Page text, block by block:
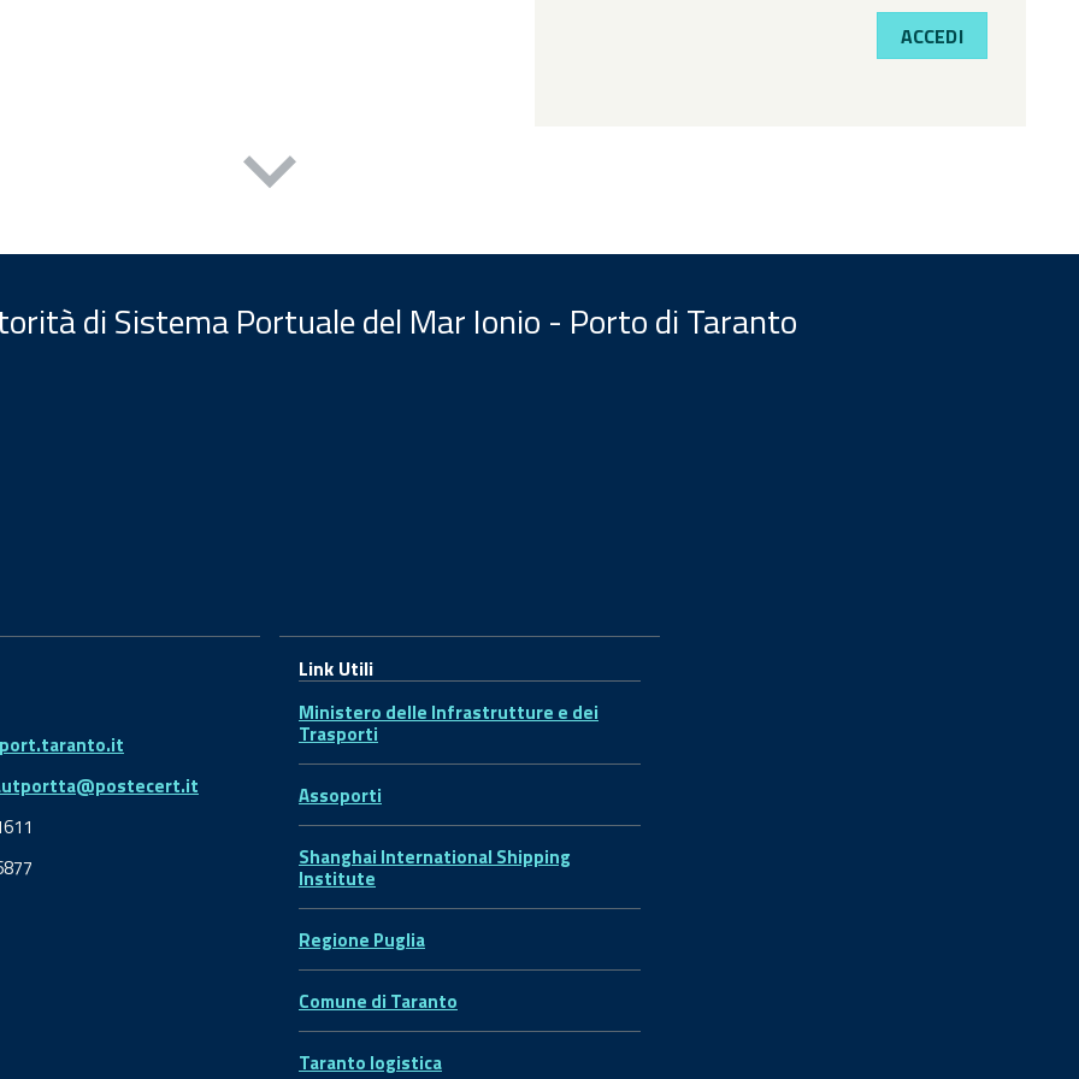
ACCEDI
di Sistema Portuale del Mar Ionio - Porto di Taranto
Link Utili
Ministero delle Infrastrutture e dei
Trasporti
Assoporti
Shanghai International Shipping
Institute
Regione Puglia
Comune di Taranto
Taranto logistica